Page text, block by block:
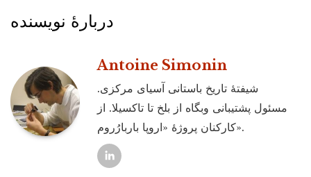
دربارۀ نویسنده
Antoine Simonin
شیفتۀ تاریخ باستانی آسیای مرکزی.
مسئول پشتیبانی وبگاه از بلخ تا تاکسیلا. از
کارکنان پروژۀ «اروپا باربارُروم».